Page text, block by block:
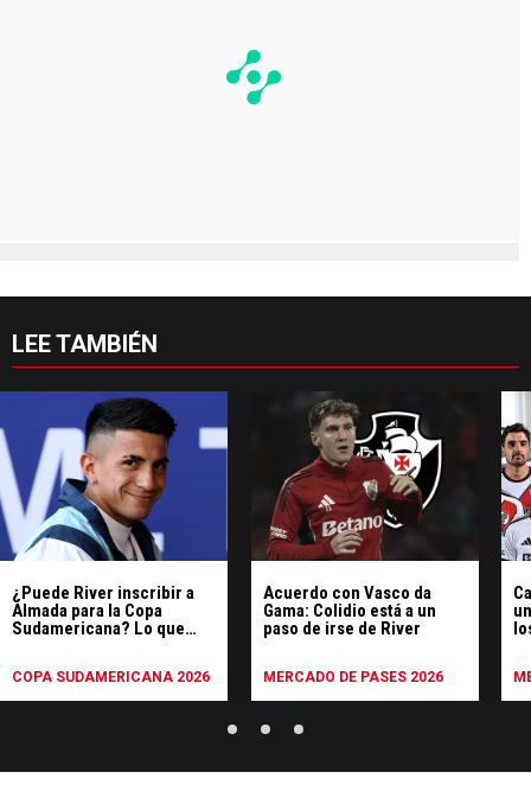
LEE TAMBIÉN
¿Puede River inscribir a
Almada para la Copa
Sudamericana? Lo que
COPA SUDAMERICANA 2026
Acuerdo con Vasco da
Gama: Colidio está a un
paso de irse de River
MERCADO DE PASES 2026